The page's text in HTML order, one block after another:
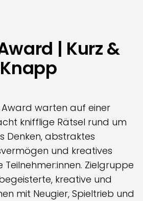
| Kurz &
Knapp
Award warten auf einer
knifflige Rätsel rund um
Denken, abstraktes
und kreatives
Zielgruppe
kreative und
mit Neugier, Spieltrieb und